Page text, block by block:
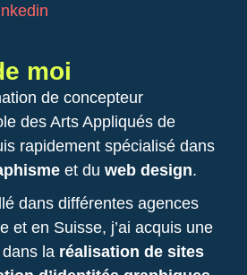
moi
de concepteur
des Arts Appliqués de
rapidement spécialisé dans
et du web design.
dans différentes agences
et en Suisse, j’ai acquis une
la réalisation de sites